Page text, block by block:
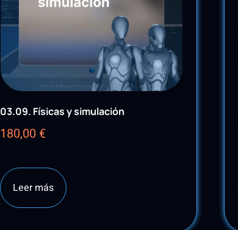
03.09. Físicas y simulación
180,00 €
Leer más